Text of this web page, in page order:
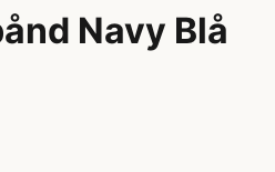
Navy Blå